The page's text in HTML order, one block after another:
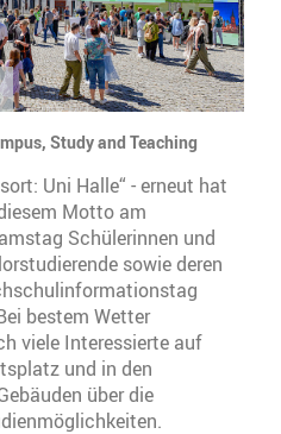
Study and Teaching
Uni Halle“ - erneut hat
Motto am
Schülerinnen und
sowie deren
bestem Wetter
viele Interessierte auf
und in den
über die